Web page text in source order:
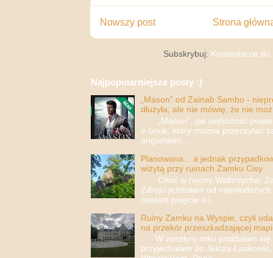
Nowszy post Strona
Subskrybuj: Komentarze do
Najpopularniejsze posty :)
„Mason” od Zainab Sambo -
dłużyła, ale nie mówię, że nie
„Mason”, jak większość
e-book, który można przeczytać
angielskim....
Planowana... a jednak
wizytą przy ruinach Zamku Cisy
Choć w rejony Wałbrzycha,
Zdroju jeździłam od
miałam pojęcia o i...
Ruiny Zamku na Wyspie, czyli
na przekór przeszkadzającej
W zeszłym roku poddałam się
przyjechałam do Jelcza-